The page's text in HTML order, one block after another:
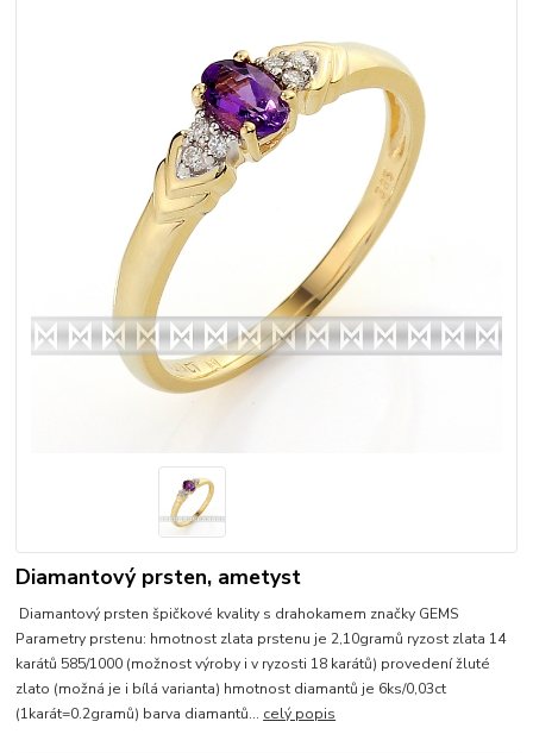
Diamantový prsten, ametyst
Diamantový prsten špičkové kvality s drahokamem značky GEMS
Parametry prstenu: hmotnost zlata prstenu je 2,10gramů ryzost zlata 14
karátů 585/1000 (možnost výroby i v ryzosti 18 karátů) provedení žluté
zlato (možná je i bílá varianta) hmotnost diamantů je 6ks/0,03ct
(1karát=0.2gramů) barva diamantů... celý popis